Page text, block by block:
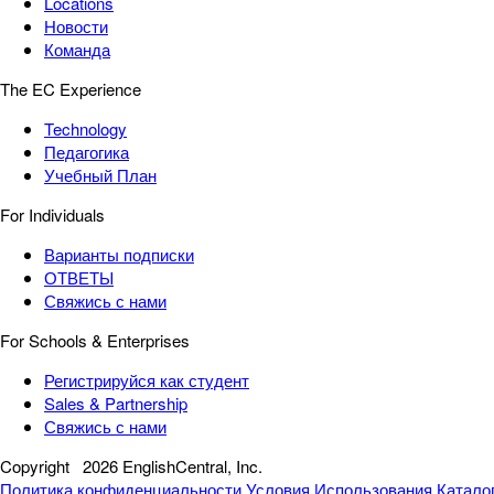
Новости
Команда
The EC Experience
Technology
Педагогика
Учебный План
For Individuals
Варианты подписки
ОТВЕТЫ
Свяжись с нами
For Schools & Enterprises
Регистрируйся как студент
Sales & Partnership
Свяжись с нами
Copyright 2026 EnglishCentral, Inc.